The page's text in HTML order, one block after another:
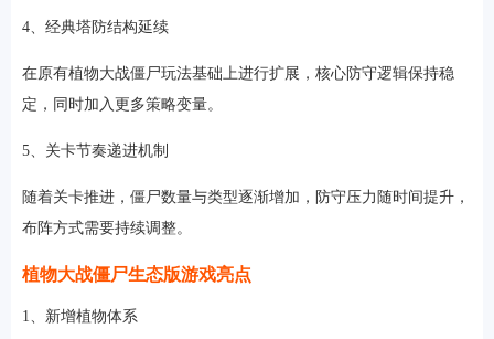
4、经典塔防结构延续
在原有植物大战僵尸玩法基础上进行扩展，核心防守逻辑保持稳
定，同时加入更多策略变量。
5、关卡节奏递进机制
随着关卡推进，僵尸数量与类型逐渐增加，防守压力随时间提升，
布阵方式需要持续调整。
植物大战僵尸生态版游戏亮点
1、新增植物体系